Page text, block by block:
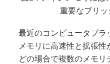
重要なブリッ
最近のコンピュータプラ
メモリに高速性と拡張
どの場合で複数のメモリ